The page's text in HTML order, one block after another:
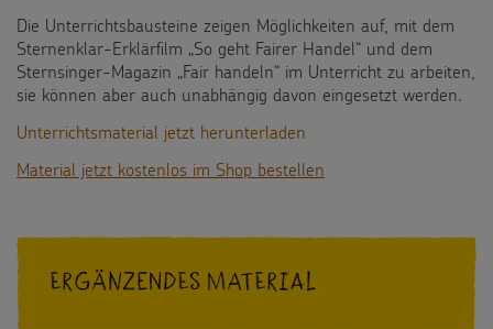
Spende als Geschenk
Anlassspenden
Zinsen den Kindern
Vereine und Initiativen
Testamentsspende
Werde Sternsinger!
Suche
Suchbegriff
Die Unterrichtsbausteine zeigen Möglichkeiten auf, mit dem
Sternenklar-Erklärfilm „So geht Fairer Handel“ und dem
Sternsinger-Magazin „Fair handeln“ im Unterricht zu arbeiten,
sie können aber auch unabhängig davon eingesetzt werden.
Unterrichtsmaterial jetzt herunterladen
Material jetzt kostenlos im Shop bestellen
Ergänzendes Material